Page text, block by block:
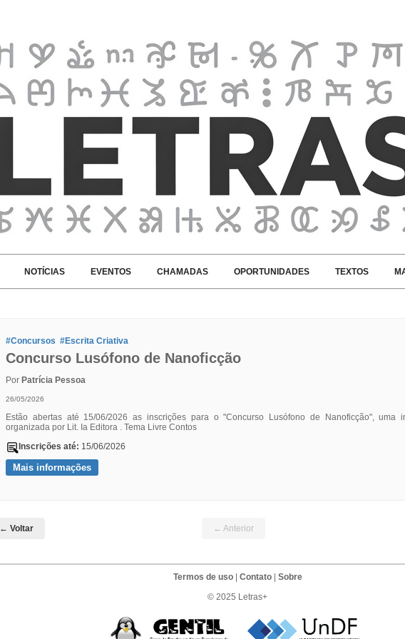
NOTÍCIAS EVENTOS CHAMADAS OPORTUNIDADES TEXTOS
#Concursos #Escrita Criativa
Concurso Lusófono de Nanoficção
Por Patrícia Pessoa
26/05/2026
Estão abertas até 15/06/2026 as inscrições para o "Concurso Lusófono de Nanoficção", uma
organizada por Lit. Ia Editora . Tema Livre Contos
Inscrições até: 15/06/2026
Mais informações
← Voltar ← Anterior
Termos de uso| Contato| Sobre
© 2025 Letras+